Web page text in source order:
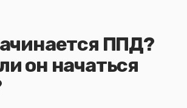
ППД?
он начаться